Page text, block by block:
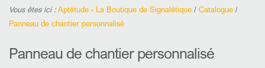
Vous êtes ici :Aptétude - La Boutique de Signalétique / Catalogue /
Panneau de chantier personnalisé
Panneau de chantier personnalisé